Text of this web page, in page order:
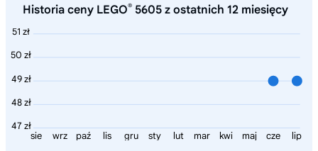
Historia ceny LEGO® 5605 z ostatnich 12 miesięcy
51 zł
50 zł
49 zł
48 zł
47 zł
lip
cze
maj
kwi
mar
lut
sty
gru
lis
paź
wrz
sie